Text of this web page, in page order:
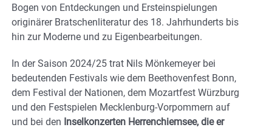
Bogen von Entdeckungen und Ersteinspielungen
originärer Bratschenliteratur des 18. Jahrhunderts bis
hin zur Moderne und zu Eigenbearbeitungen.
In der Saison 2024/25 trat Nils Mönkemeyer bei
bedeutenden Festivals wie dem Beethovenfest Bonn,
dem Festival der Nationen, dem Mozartfest Würzburg
und den Festspielen Mecklenburg-Vorpommern auf
und bei den Inselkonzerten Herrenchiemsee, die er